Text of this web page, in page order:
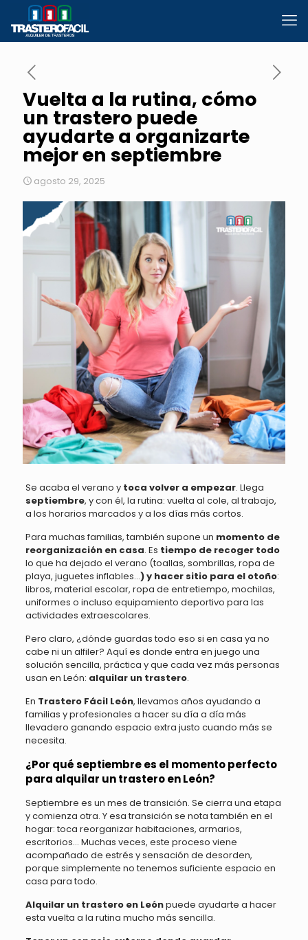
Vuelta a la rutina, cómo
un trastero puede
ayudarte a organizarte
mejor en septiembre
agosto 29, 2025
Se acaba el verano y toca volver a empezar. Llega
septiembre, y con él, la rutina: vuelta al cole, al trabajo,
a los horarios marcados y a los días más cortos.
Para muchas familias, también supone un momento de
reorganización en casa. Es tiempo de recoger todo
lo que ha dejado el verano (toallas, sombrillas, ropa de
playa, juguetes inflables…) y hacer sitio para el otoño:
libros, material escolar, ropa de entretiempo, mochilas,
uniformes o incluso equipamiento deportivo para las
actividades extraescolares.
Pero claro, ¿dónde guardas todo eso si en casa ya no
cabe ni un alfiler? Aquí es donde entra en juego una
solución sencilla, práctica y que cada vez más personas
usan en León: alquilar un trastero.
En Trastero Fácil León, llevamos años ayudando a
familias y profesionales a hacer su día a día más
llevadero ganando espacio extra justo cuando más se
necesita.
¿Por qué septiembre es el momento perfecto
para alquilar un trastero en León?
Septiembre es un mes de transición. Se cierra una etapa
y comienza otra. Y esa transición se nota también en el
hogar: toca reorganizar habitaciones, armarios,
escritorios… Muchas veces, este proceso viene
acompañado de estrés y sensación de desorden,
porque simplemente no tenemos suficiente espacio en
casa para todo.
Alquilar un trastero en Leónpuede ayudarte a hacer
esta vuelta a la rutina mucho más sencilla.